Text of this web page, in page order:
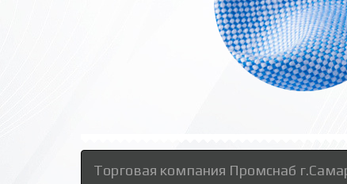
Торговая компания Промснаб